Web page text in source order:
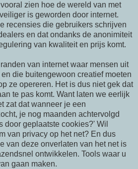
zien hoe de wereld van met
is geworden door internet.
recensies die gebruikers schrijven
en dat ondanks de anonimiteit
van kwaliteit en prijs komt.
van internet waar mensen uit
die buitengewoon creatief moeten
ze opereren. Het is dus niet gek dat
te pas komt. Want laten we eerlijk
zat dat wanneer je een
je nog maanden achtervolgd
door geplaatste cookies?' Wil
van privacy op het net? En dus
van deze onverlaten van het net is
ontwikkelen. Tools waar u
gaan maken.